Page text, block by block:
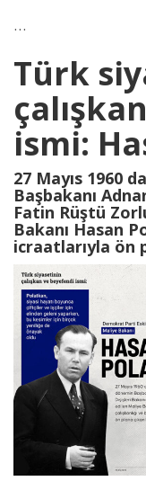
…
Türk
ismi:
27 Mayıs 1960
Başbakanı
Fatin Rüştü
Bakanı Hasan
icraatlarıyla ön